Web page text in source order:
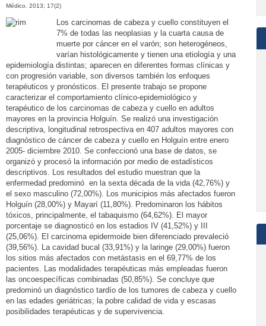
Médico. 2013; 17(2)
Los carcinomas de cabeza y cuello constituyen el
7% de todas las neoplasias y la cuarta causa de
muerte por cáncer en el varón; son heterogéneos,
varían histológicamente y tienen una etiología y una
epidemiología distintas; aparecen en diferentes formas clínicas y
con progresión variable, son diversos también los enfoques
terapéuticos y pronósticos. El presente trabajo se propone
caracterizar el comportamiento clínico-epidemiológico y
terapéutico de los carcinomas de cabeza y cuello en adultos
mayores en la provincia Holguín. Se realizó una investigación
descriptiva, longitudinal retrospectiva en 407 adultos mayores con
diagnóstico de cáncer de cabeza y cuello en Holguín entre enero
2005- diciembre 2010. Se confeccionó una base de datos, se
organizó y procesó la información por medio de estadísticos
descriptivos. Los resultados del estudio muestran que la
enfermedad predominó en la sexta década de la vida (42,76%) y
el sexo masculino (72,00%). Los municipios más afectados fueron
Holguín (28,00%) y Mayarí (11,80%). Predominaron los hábitos
tóxicos, principalmente, el tabaquismo (64,62%). El mayor
porcentaje se diagnosticó en los estadios IV (41,52%) y III
(25,06%). El carcinoma epidermoide bien diferenciado prevaleció
(39,56%). La cavidad bucal (33,91%) y la laringe (29,00%) fueron
los sitios más afectados con metástasis en el 69,77% de los
pacientes. Las modalidades terapéuticas más empleadas fueron
las oncoespecíficas combinadas (50,85%). Se concluye que
predominó un diagnóstico tardío de los tumores de cabeza y cuello
en las edades geriátricas; la pobre calidad de vida y escasas
posibilidades terapéuticas y de supervivencia.